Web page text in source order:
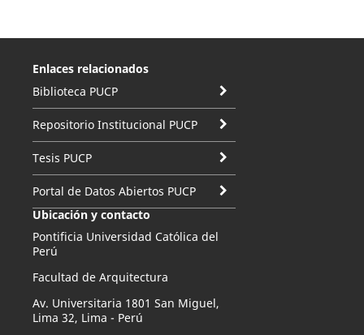
Enlaces relacionados
Biblioteca PUCP
Repositorio Institucional PUCP
Tesis PUCP
Portal de Datos Abiertos PUCP
Ubicación y contacto
Pontificia Universidad Católica del
Perú
Facultad de Arquitectura
Av. Universitaria 1801 San Miguel,
Lima 32, Lima - Perú